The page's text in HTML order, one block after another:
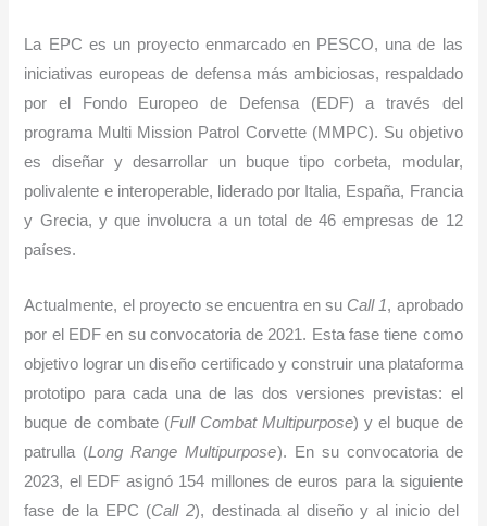
La EPC es un proyecto enmarcado en PESCO, una de las
iniciativas europeas de defensa más ambiciosas, respaldado
por el Fondo Europeo de Defensa (EDF) a través del
programa Multi Mission Patrol Corvette (MMPC). Su objetivo
es diseñar y desarrollar un buque tipo corbeta, modular,
polivalente e interoperable, liderado por Italia, España, Francia
y Grecia, y que involucra a un total de 46 empresas de 12
países.
Actualmente, el proyecto se encuentra en su Call 1, aprobado
por el EDF en su convocatoria de 2021. Esta fase tiene como
objetivo lograr un diseño certificado y construir una plataforma
prototipo para cada una de las dos versiones previstas: el
buque de combate (Full Combat Multipurpose) y el buque de
patrulla (Long Range Multipurpose). En su convocatoria de
2023, el EDF asignó 154 millones de euros para la siguiente
fase de la EPC (Call 2), destinada al diseño y al inicio del